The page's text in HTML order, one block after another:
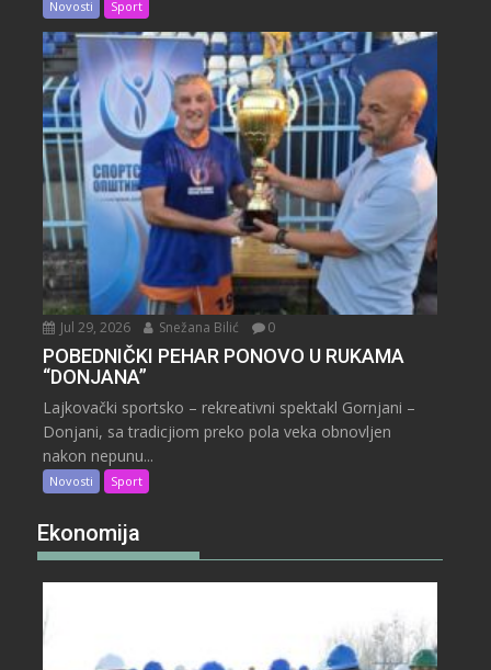
Novosti Sport
Jul 29, 2026 Snežana Bilić 0
POBEDNIČKI PEHAR PONOVO U RUKAMA
“DONJANA”
Lajkovački sportsko – rekreativni spektakl Gornjani –
Donjani, sa tradicjiom preko pola veka obnovljen
nakon nepunu...
Novosti Sport
Ekonomija